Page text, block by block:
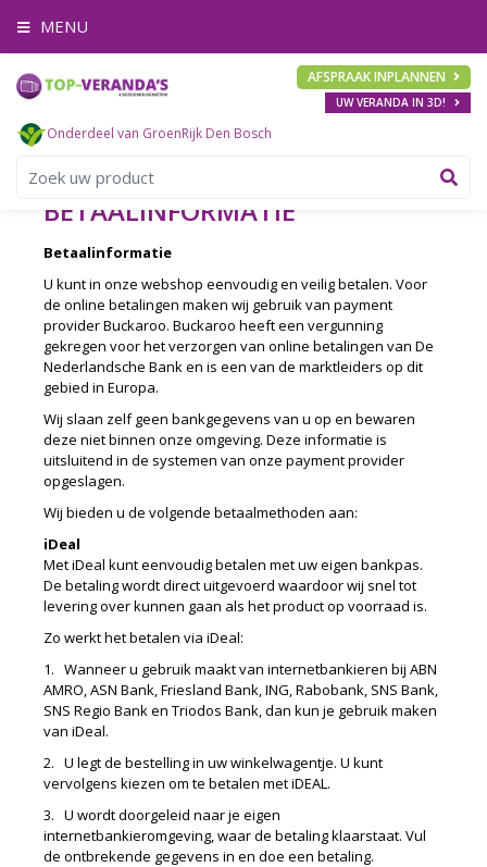
n
AFSPRAAK INPLANNEN
UW VERANDA IN 3D!
Onderdeel van GroenRijk Den Bosch
MENU
BETAALINFORMATIE
Betaalinformatie
U kunt in onze webshop eenvoudig en veilig betalen. Voor
de online betalingen maken wij gebruik van payment
provider Buckaroo. Buckaroo heeft een vergunning
gekregen voor het verzorgen van online betalingen van De
Nederlandsche Bank en is een van de marktleiders op dit
gebied in Europa.
Wij slaan zelf geen bankgegevens van u op en bewaren
deze niet binnen onze omgeving. Deze informatie is
uitsluitend in de systemen van onze payment provider
opgeslagen.
Wij bieden u de volgende betaalmethoden aan:
iDeal
Met iDeal kunt eenvoudig betalen met uw eigen bankpas.
De betaling wordt direct uitgevoerd waardoor wij snel tot
levering over kunnen gaan als het product op voorraad is.
Zo werkt het betalen via iDeal:
1. Wanneer u gebruik maakt van internetbankieren bij ABN
AMRO, ASN Bank, Friesland Bank, ING, Rabobank, SNS Bank,
SNS Regio Bank en Triodos Bank, dan kun je gebruik maken
van iDeal.
2. U legt de bestelling in uw winkelwagentje. U kunt
vervolgens kiezen om te betalen met iDEAL.
3. U wordt doorgeleid naar je eigen
internetbankieromgeving, waar de betaling klaarstaat. Vul
de ontbrekende gegevens in en doe een betaling.